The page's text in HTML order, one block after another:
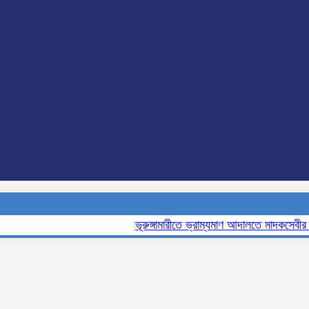
ভূরুঙ্গামারীতে ভ্রাম্যমাণ আদালতে মাদকসেবীর এক